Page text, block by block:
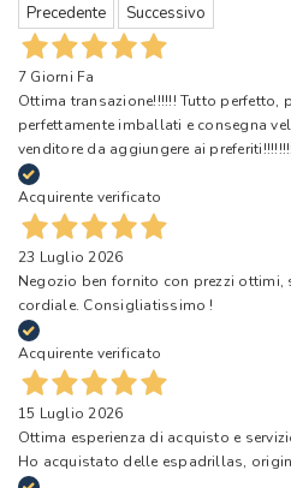
Precedente Successivo
7 Giorni Fa
Ottima transazione!!!!!! Tutto
perfettamente imballati e consegna
venditore da aggiungere ai preferiti!!!!!!!!
Acquirente verificato
23 Luglio 2026
Negozio ben fornito con prezzi
cordiale. Consigliatissimo !
Acquirente verificato
15 Luglio 2026
Ottima esperienza di acquisto e
Ho acquistato delle espadrillas,